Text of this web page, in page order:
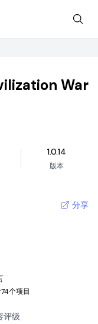
War
1.0.14
版本
分享
个项目
评级